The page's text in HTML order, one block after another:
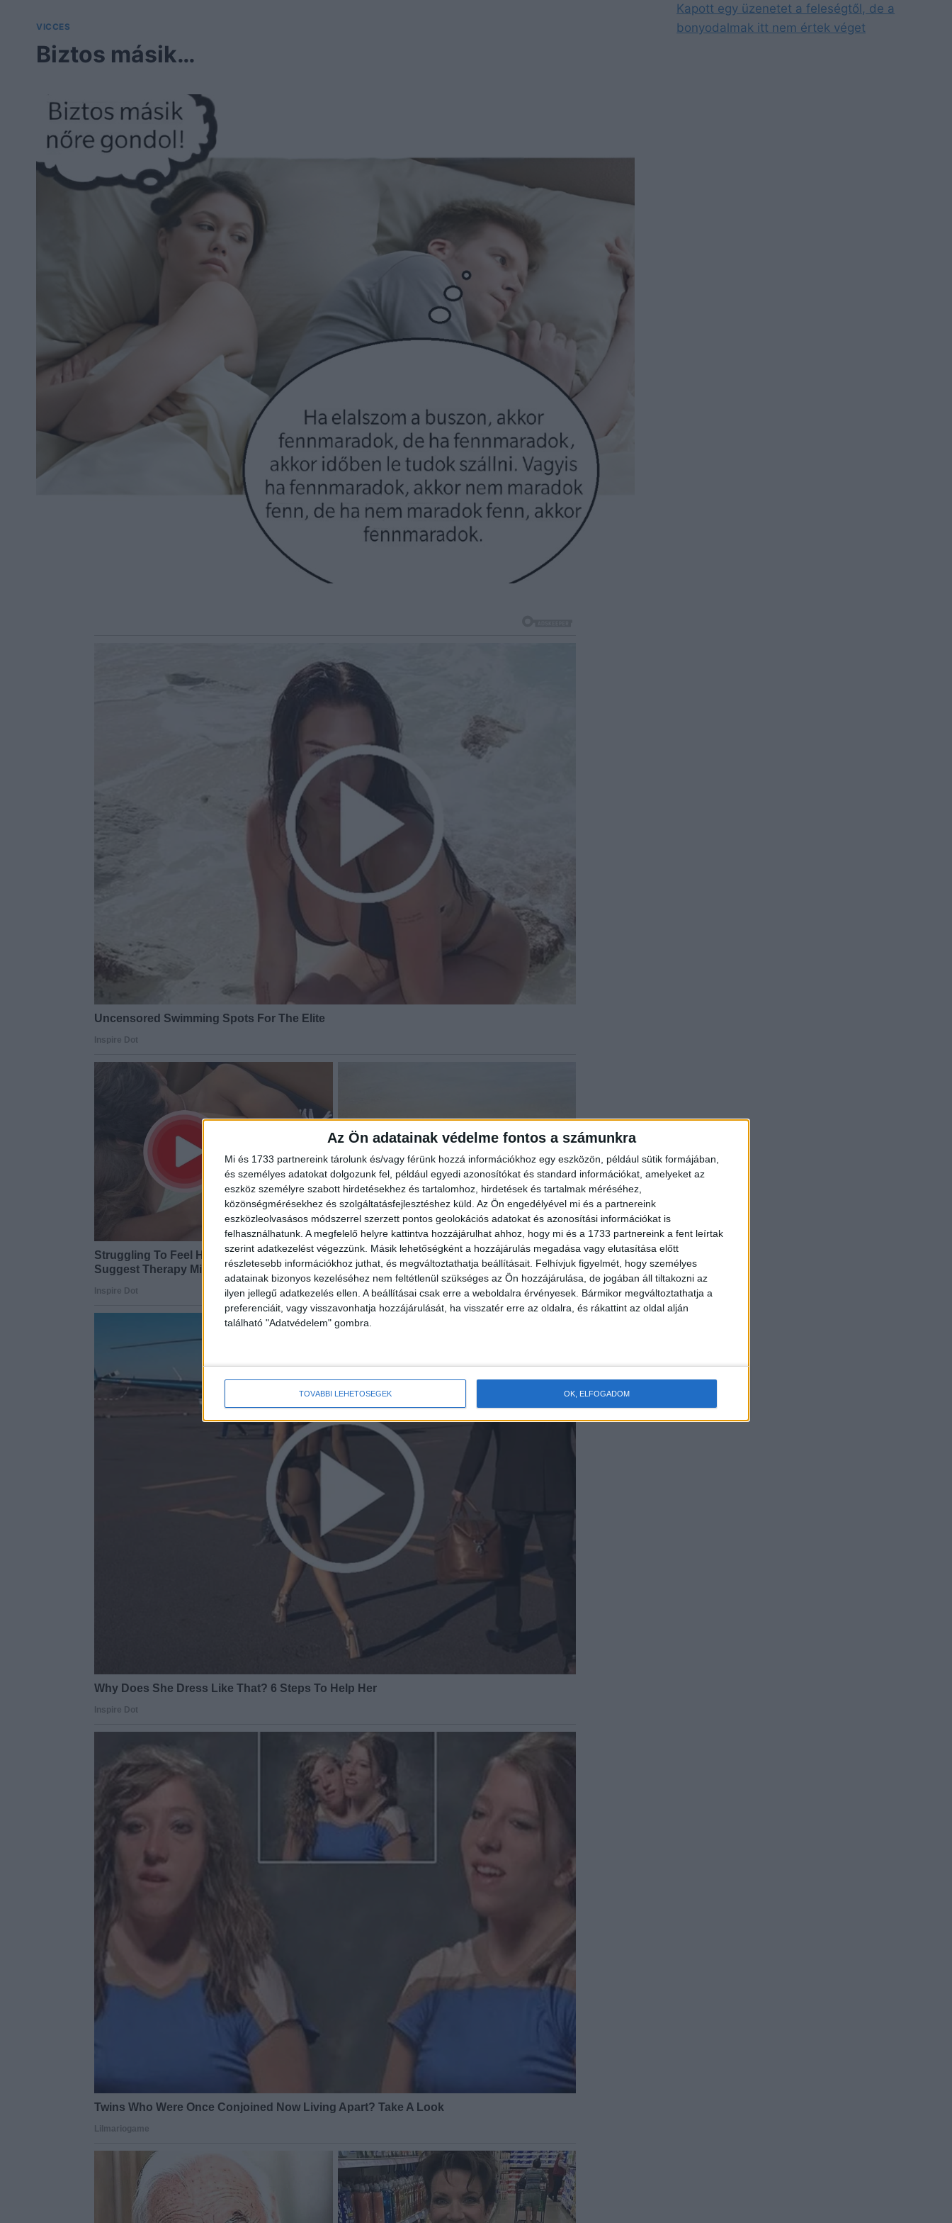
Az Ön adatainak védelme fontos a számunkra
Mi és 1733 partnereink tárolunk és/vagy férünk hozzá információkhoz egy eszközön, például sütik formájában,
és személyes adatokat dolgozunk fel, például egyedi azonosítókat és standard információkat, amelyeket az
eszköz személyre szabott hirdetésekhez és tartalomhoz, hirdetések és tartalmak méréséhez,
közönségmérésekhez és szolgáltatásfejlesztéshez küld. Az Ön engedélyével mi és a partnereink
eszközleolvasásos módszerrel szerzett pontos geolokációs adatokat és azonosítási információkat is
felhasználhatunk. A megfelelő helyre kattintva hozzájárulhat ahhoz, hogy mi és a 1733 partnereink a fent leírtak
szerint adatkezelést végezzünk. Másik lehetőségként a hozzájárulás megadása vagy elutasítása előtt
részletesebb információkhoz juthat, és megváltoztathatja beállításait. Felhívjuk figyelmét, hogy személyes
adatainak bizonyos kezeléséhez nem feltétlenül szükséges az Ön hozzájárulása, de jogában áll tiltakozni az
ilyen jellegű adatkezelés ellen. A beállításai csak erre a weboldalra érvényesek. Bármikor megváltoztathatja a
preferenciáit, vagy visszavonhatja hozzájárulását, ha visszatér erre az oldalra, és rákattint az oldal alján
található "Adatvédelem" gombra.
TOVÁBBI LEHETŐSÉGEK OK, ELFOGADOM
VICCES
Biztos másik…
Kapott egy üzenetet a feleségtől, de a
bonyodalmak itt nem értek véget